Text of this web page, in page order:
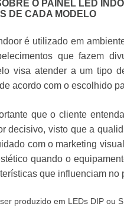
O PAINEL LED
DE CADA MODELO
é utilizado em
que fazem
visa atender a um tipo
acordo com o escolhido
que o cliente
decisivo, visto que a
com o marketing
quando o
que influenciam no
produzido em LEDs DIP ou